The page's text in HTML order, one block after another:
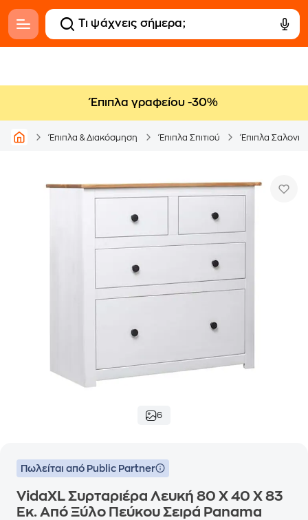
Έπιπλα γραφείου -30%
Έπιπλα & Διακόσμηση Έπιπλα Σπιτιού Έπιπλα
6
Πωλείται από Public Partner
VidaXL Συρταριέρα Λευκή 80 X 40 X 83
Εκ. Από Ξύλο Πεύκου Σειρά Panama